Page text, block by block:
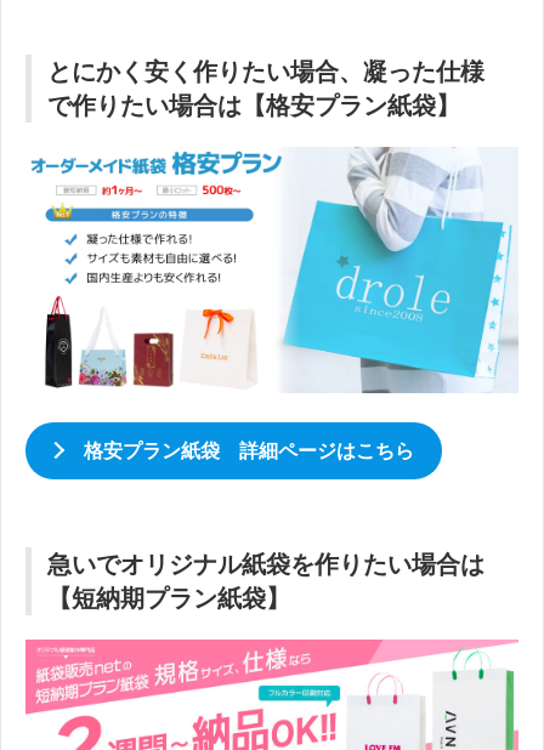
とにかく安く作りたい場合、凝った仕様
で作りたい場合は【格安プラン紙袋】
格安プラン紙袋 詳細ページはこちら
急いでオリジナル紙袋を作りたい場合は
【短納期プラン紙袋】